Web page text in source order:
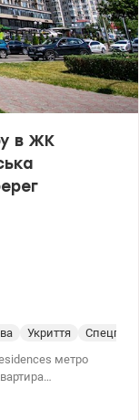
доступ
на даху з джакузі
сервіс 24/7.
це закрита
в ЖК
Укриття
метро